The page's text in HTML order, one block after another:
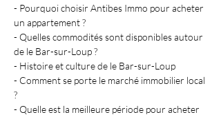
- Pourquoi choisir Antibes Immo pour acheter
un appartement ?
- Quelles commodités sont disponibles autour
de le Bar-sur-Loup ?
- Histoire et culture de le Bar-sur-Loup
- Comment se porte le marché immobilier local
?
- Quelle est la meilleure période pour acheter